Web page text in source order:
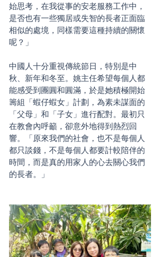
始思考，在我從事的安老服務工作中，
是否也有一些獨居或失智的長者正面臨
相似的處境，同樣需要這種持續的關懷
呢？」
中國人十分重視傳統節日，特別是中
秋、新年和冬至。姚主任希望每個人都
能感受到團圓和圓滿，於是她積極開始
籌組「蝦仔蝦女」計劃，為素未謀面的
「父母」和「子女」進行配對。最初只
在教會內呼籲，卻意外地得到熱烈回
響。「原來我們的社會，也不是每個人
都只談錢，不是每個人都要計較陪伴的
時間，而是真的用家人的心去關心我們
的長者。」